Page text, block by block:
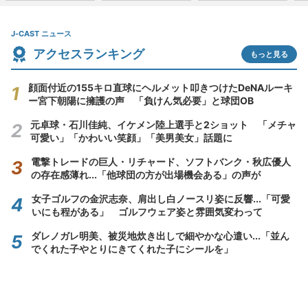
J-CAST ニュース
アクセスランキング もっと見る
顔面付近の155キロ直球にヘルメット叩きつけたDeNAルーキ
ー宮下朝陽に擁護の声 「負けん気必要」と球団OB
元卓球・石川佳純、イケメン陸上選手と2ショット 「メチャ
可愛い」「かわいい笑顔」「美男美女」話題に
電撃トレードの巨人・リチャード、ソフトバンク・秋広優人
の存在感薄れ...「他球団の方が出場機会ある」の声が
女子ゴルフの金沢志奈、肩出し白ノースリ姿に反響...「可愛
いにも程がある」 ゴルフウェア姿と雰囲気変わって
ダレノガレ明美、被災地炊き出しで細やかな心遣い...「並ん
でくれた子やとりにきてくれた子にシールを」